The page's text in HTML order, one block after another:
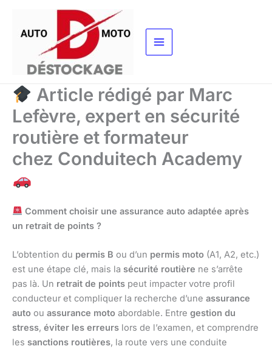
contenu
Article rédigé par Marc
Lefèvre, expert en sécurité
routière et formateur
chez Conduitech Academy
Comment choisir une assurance auto adaptée après
un retrait de points ?
L’obtention du permis B ou d’un permis moto (A1, A2, etc.)
est une étape clé, mais la sécurité routière ne s’arrête
pas là. Un retrait de points peut impacter votre profil
conducteur et compliquer la recherche d’une assurance
auto ou assurance moto abordable. Entre gestion du
stress, éviter les erreurs lors de l’examen, et comprendre
les sanctions routières, la route vers une conduite